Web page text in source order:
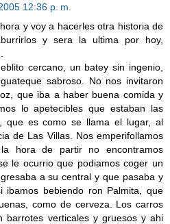
12:36 p. m.
y voy a hacerles otra historia de
y sera la ultima por hoy,
cercano, un batey sin ingenio,
sabroso. No nos invitaron
que iba a haber buena comida y
lo apetecibles que estaban las
que es como se llama el lugar, al
de Las Villas. Nos emperifollamos
hora de partir no encontramos
le ocurrio que podiamos coger un
a su central y que pasaba y
ibamos bebiendo ron Palmita, que
como de cerveza. Los carros
barrotes verticales y gruesos y ahi